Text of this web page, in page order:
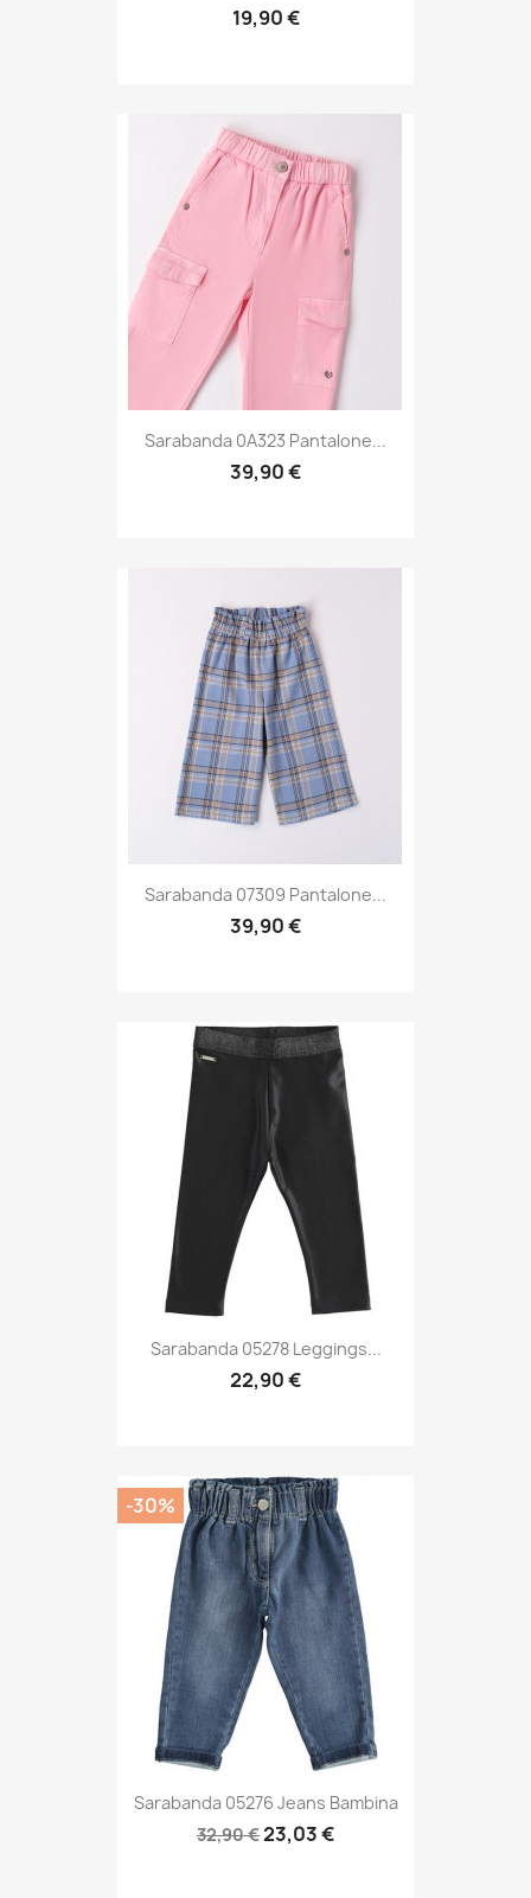
19,90 €
Sarabanda 0A323 Pantalone...
39,90 €
Sarabanda 07309 Pantalone...
39,90 €
Sarabanda 05278 Leggings...
22,90 €
Sarabanda 05276 Jeans Bambina
32,90 €23,03 €
-30%